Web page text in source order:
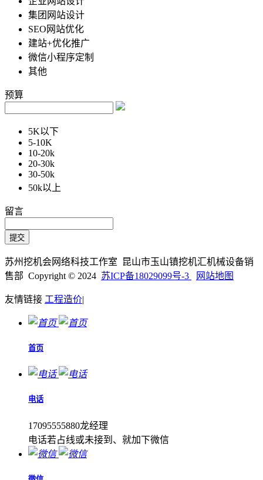
集团网站设计
SEO网站优化
建站+优化推广
微信小程序定制
其他
预算
5K以下
5-10K
10-20k
20-30k
30-50k
50k以上
留言
苏州挖机会网络科技工作室 昆山市玉山镇挖机汇机械设备销
售部 Copyright © 2024 苏ICP备18029099号-3 网站地图
友情链接 工程造价|
首页
电话
17095555880龙经理
电话若占线或未接到、就加下微信